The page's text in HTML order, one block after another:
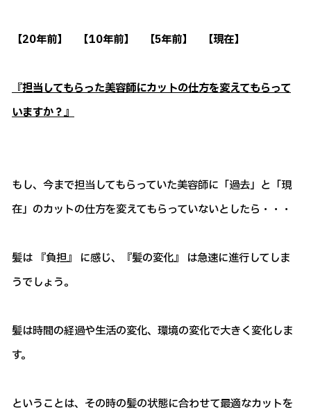
【20年前】 【10年前】 【5年前】 【現在】
『担当してもらった美容師にカットの仕方を変えてもらって
いますか？』
もし、今まで担当してもらっていた美容師に「過去」と「現
在」のカットの仕方を変えてもらっていないとしたら・・・
髪は 『負担』 に感じ、『髪の変化』 は急速に進行してしま
うでしょう。
髪は時間の経過や生活の変化、環境の変化で大きく変化しま
す。
ということは、その時の髪の状態に合わせて最適なカットを